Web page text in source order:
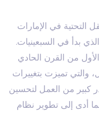
التحتية في الإمارات
بدأ في السبعينيات.
من القرن الحادي
والتي تميزت بتغييرات
كبير من العمل لتحسين
أدى إلى تطوير نظام